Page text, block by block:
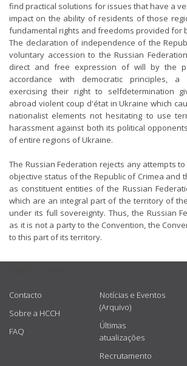
find practical solutions for issues that have a
impact on the ability of residents of those
fundamental rights and freedoms provided for
The declaration of independence of the
voluntary accession to the Russian
direct and free expression of will by the
accordance with democratic principles,
exercising their right to selfdetermination
abroad violent coup d'état in Ukraine which
nationalist elements not hesitating to use
harassment against both its political
of entire regions of Ukraine.
The Russian Federation rejects any attempts
objective status of the Republic of Crimea and
as constituent entities of the Russian
which are an integral part of the territory of
under its full sovereignty. Thus, the Russian
as it is not a party to the Convention, the
to this part of its territory.
Contacto
Sobre a HCCH
FAQ
Notícias e Eventos
(Arquivo)
Últimas
atualizações
Recrutamento